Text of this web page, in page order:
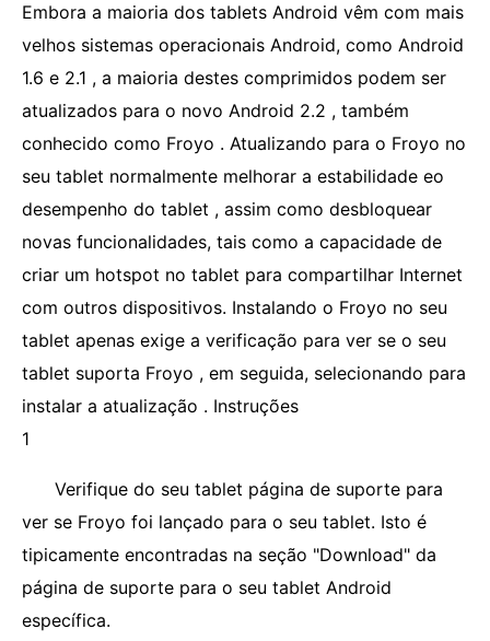
Embora a maioria dos tablets Android vêm com mais
velhos sistemas operacionais Android, como Android
1.6 e 2.1 , a maioria destes comprimidos podem ser
atualizados para o novo Android 2.2 , também
conhecido como Froyo . Atualizando para o Froyo no
seu tablet normalmente melhorar a estabilidade eo
desempenho do tablet , assim como desbloquear
novas funcionalidades, tais como a capacidade de
criar um hotspot no tablet para compartilhar Internet
com outros dispositivos. Instalando o Froyo no seu
tablet apenas exige a verificação para ver se o seu
tablet suporta Froyo , em seguida, selecionando para
instalar a atualização . Instruções
1
Verifique do seu tablet página de suporte para
ver se Froyo foi lançado para o seu tablet. Isto é
tipicamente encontradas na seção "Download" da
página de suporte para o seu tablet Android
específica.